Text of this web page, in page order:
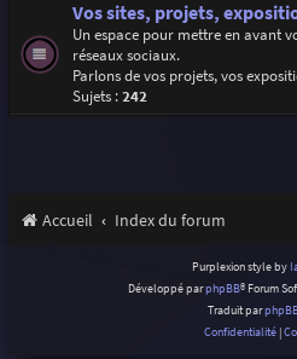
Vos sites, projets,
Un espace pour mettre en avant
réseaux sociaux.
Parlons de vos projets, vos
Sujets :242
Accueil Index du forum
Purplexion style by
Développé parphpBB® Forum
Traduit par
Confidentialité |